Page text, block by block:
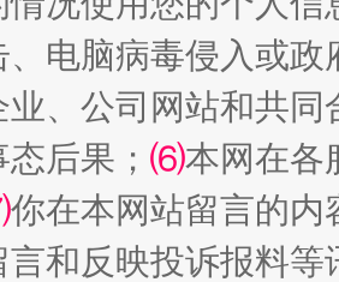
电脑病毒侵入或
、公司网站和共
后果； ⑹本网在各
你在本网站留言的内
言和反映投诉报料